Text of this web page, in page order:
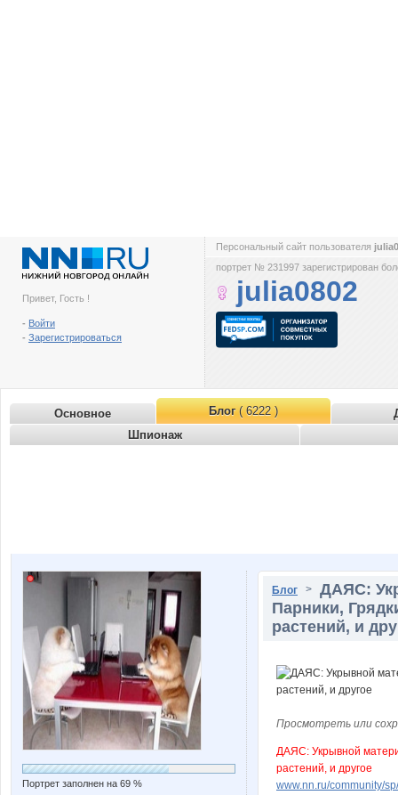
Привет, Гость !
- Войти
- Зарегистрироваться
Персональный сайт пользователя
портрет № 231997 зарегистрирован
julia0802
Основное Блог( 6222 )
Шпионаж
Портрет заполнен на 69 %
Блог > ДАЯС:
Парники,
растений, и
Просмотреть или
ДАЯС: Укрывной
растений, и другое
www.nn.ru/community/